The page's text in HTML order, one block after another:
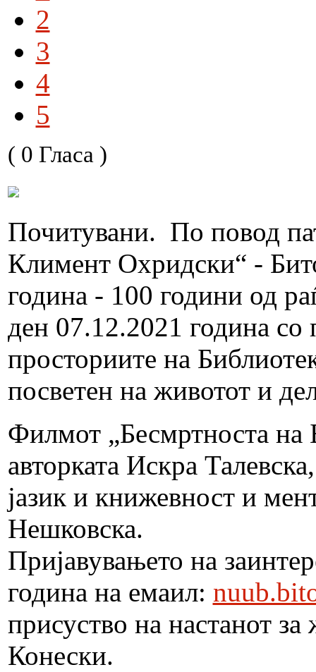
2
3
4
5
( 0 Гласа )
Почитувани. По повод
Климент Охридски“ -
година - 100 години од
ден 07.12.2021 година со
просториите на
посветен на животот и
Филмот „Бесмртноста на
авторката Искра
јазик и книжевност и
Нешковска.
Пријавувањето на
година на емаил:
присуство на настанот
Конески.